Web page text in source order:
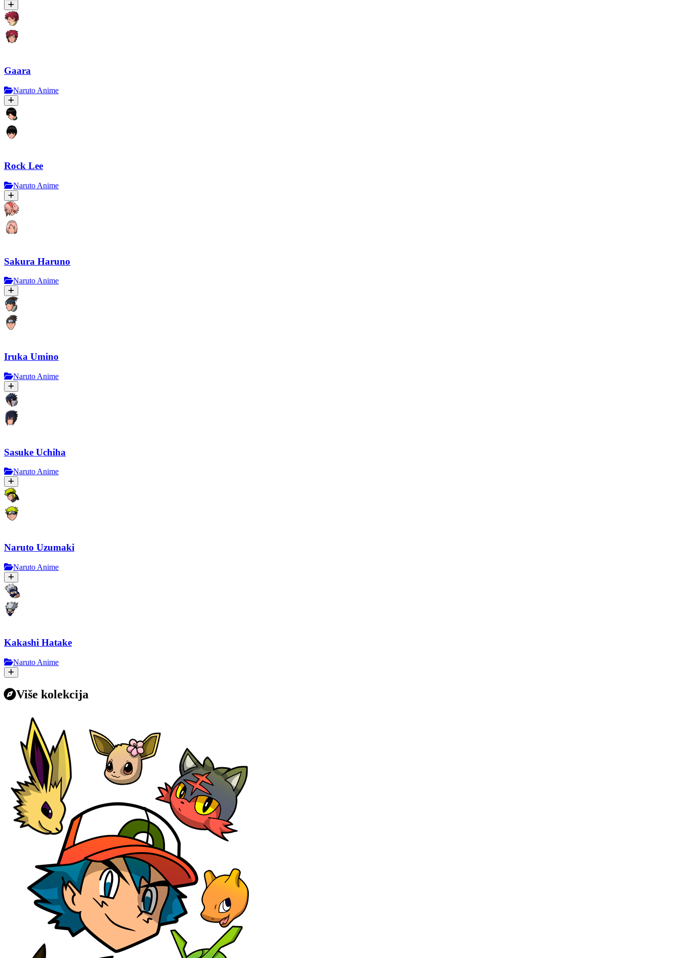
Gaara
Naruto Anime
Rock Lee
Naruto Anime
Sakura Haruno
Naruto Anime
Iruka Umino
Naruto Anime
Sasuke Uchiha
Naruto Anime
Naruto Uzumaki
Naruto Anime
Kakashi Hatake
Naruto Anime
Više kolekcija